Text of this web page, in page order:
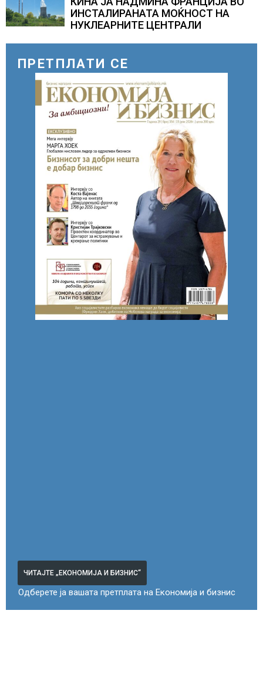
систем
ИНСТАЛИРАНАТА МОЌНОСТ НА
НУКЛЕАРНИТЕ ЦЕНТРАЛИ
ПРЕТПЛАТИ СЕ
ЧИТАЈТЕ „ЕКОНОМИЈА И БИЗНИС“
Одберете ја вашата претплата на Економија и бизнис